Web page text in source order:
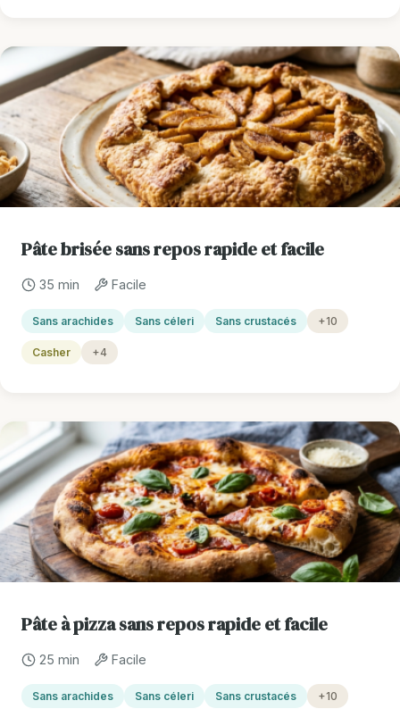
Pâte brisée sans repos rapide et facile
35 min Facile
Sans arachides Sans céleri Sans crustacés +10
Casher +4
Pâte à pizza sans repos rapide et facile
25 min Facile
Sans arachides Sans céleri Sans crustacés +10